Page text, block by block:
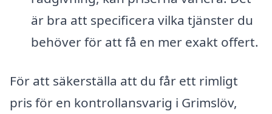
är bra att specificera vilka tjänster du
behöver för att få en mer exakt offert.
För att säkerställa att du får ett rimligt
pris för en kontrollansvarig i Grimslöv,